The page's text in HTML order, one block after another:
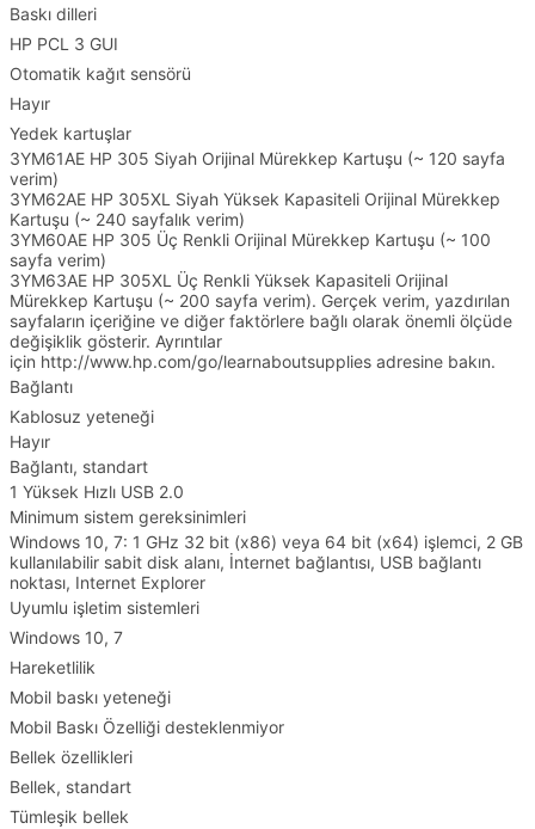
Baskı dilleri
HP PCL 3 GUI
Otomatik kağıt sensörü
Hayır
Yedek kartuşlar
3YM61AE HP 305 Siyah Orijinal Mürekkep Kartuşu (~ 120 sayfa
verim)
3YM62AE HP 305XL Siyah Yüksek Kapasiteli Orijinal Mürekkep
Kartuşu (~ 240 sayfalık verim)
3YM60AE HP 305 Üç Renkli Orijinal Mürekkep Kartuşu (~ 100
sayfa verim)
3YM63AE HP 305XL Üç Renkli Yüksek Kapasiteli Orijinal
Mürekkep Kartuşu (~ 200 sayfa verim). Gerçek verim, yazdırılan
sayfaların içeriğine ve diğer faktörlere bağlı olarak önemli ölçüde
değişiklik gösterir. Ayrıntılar
için http://www.hp.com/go/learnaboutsupplies adresine bakın.
Bağlantı
Kablosuz yeteneği
Hayır
Bağlantı, standart
1 Yüksek Hızlı USB 2.0
Minimum sistem gereksinimleri
Windows 10, 7: 1 GHz 32 bit (x86) veya 64 bit (x64) işlemci, 2 GB
kullanılabilir sabit disk alanı, İnternet bağlantısı, USB bağlantı
noktası, Internet Explorer
Uyumlu işletim sistemleri
Windows 10, 7
Hareketlilik
Mobil baskı yeteneği
Mobil Baskı Özelliği desteklenmiyor
Bellek özellikleri
Bellek, standart
Tümleşik bellek